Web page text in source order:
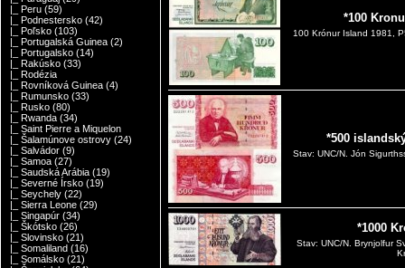
|_ Peru (59)
|_ Podnestersko (42)
|_ Poľsko (103)
|_ Portugalská Guinea (2)
|_ Portugalsko (14)
|_ Rakúsko (33)
|_ Rodézia
|_ Rovníková Guinea (4)
|_ Rumunsko (33)
|_ Rusko (80)
|_ Rwanda (34)
|_ Saint Pierre a Miquelon
|_ Šalamúnove ostrovy (24)
|_ Salvádor (9)
|_ Samoa (27)
|_ Saudská Arábia (19)
|_ Severné Írsko (19)
|_ Seychely (22)
|_ Sierra Leone (29)
|_ Singapúr (34)
|_ Škótsko (26)
|_ Slovinsko (21)
|_ Somaliland (16)
|_ Somálsko (21)
*100
100 Krónur Island 1981,
*500
Stav: UNC/N. Jón
*1000
Stav: UNC/N. Brynjolfur